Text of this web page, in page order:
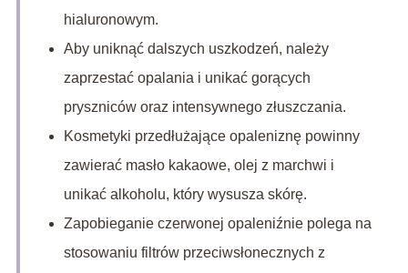
hialuronowym.
Aby uniknąć dalszych uszkodzeń, należy
zaprzestać opalania i unikać gorących
pryszniców oraz intensywnego złuszczania.
Kosmetyki przedłużające opaleniznę powinny
zawierać masło kakaowe, olej z marchwi i
unikać alkoholu, który wysusza skórę.
Zapobieganie czerwonej opaleniźnie polega na
stosowaniu filtrów przeciwsłonecznych z